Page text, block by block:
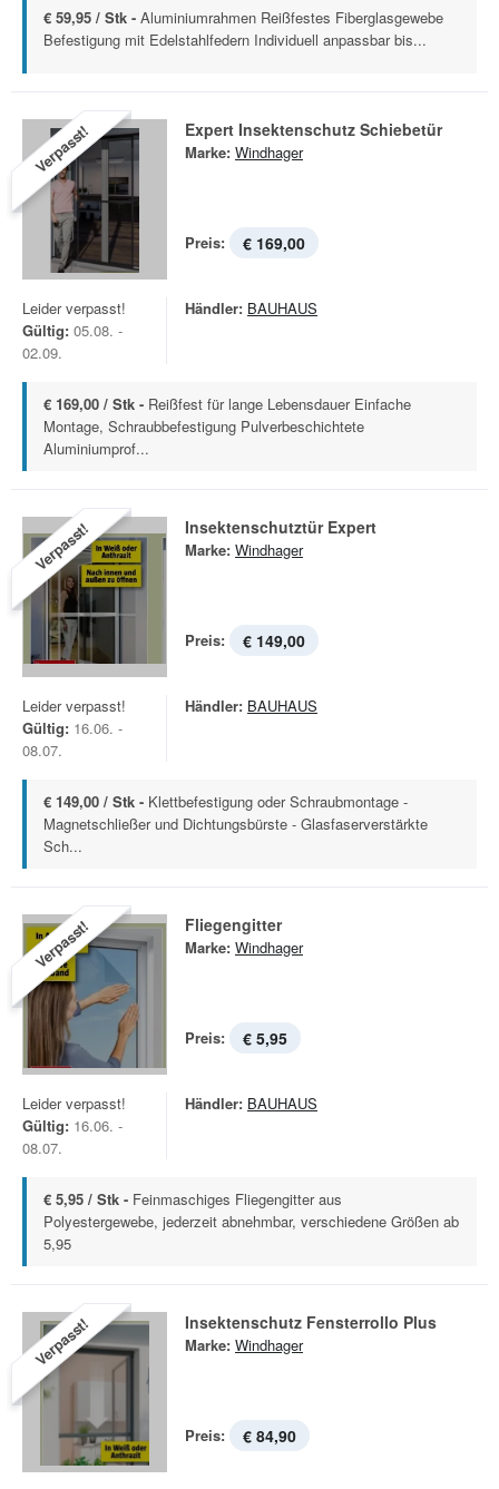
€ 59,95 / Stk - Aluminiumrahmen Reißfestes Fiberglasgewebe
Befestigung mit Edelstahlfedern Individuell anpassbar bis...
Verpasst! Expert Insektenschutz Schiebetür
Marke: Windhager
Preis: € 169,00
Leider verpasst!
Gültig: 05.08. -
02.09.
Händler: BAUHAUS
€ 169,00 / Stk - Reißfest für lange Lebensdauer Einfache
Montage, Schraubbefestigung Pulverbeschichtete
Aluminiumprof...
Verpasst! Insektenschutztür Expert
Marke: Windhager
Preis: € 149,00
Leider verpasst!
Gültig: 16.06. -
08.07.
Händler: BAUHAUS
€ 149,00 / Stk - Klettbefestigung oder Schraubmontage -
Magnetschließer und Dichtungsbürste - Glasfaserverstärkte
Sch...
Verpasst! Fliegengitter
Marke: Windhager
Preis: € 5,95
Leider verpasst!
Gültig: 16.06. -
08.07.
Händler: BAUHAUS
€ 5,95 / Stk - Feinmaschiges Fliegengitter aus
Polyestergewebe, jederzeit abnehmbar, verschiedene Größen ab
5,95
Verpasst! Insektenschutz Fensterrollo Plus
Marke: Windhager
Preis: € 84,90